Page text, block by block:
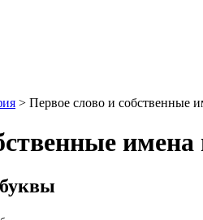
> Первое слово и собственные